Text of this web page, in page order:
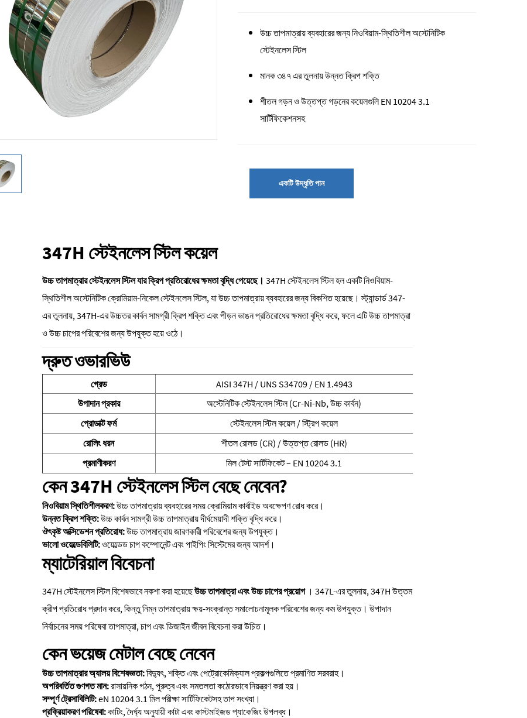
উচ্চ তাপমাত্রায় ব্যবহারের জন্য নিওবিয়াম-স্থিতিশীল অস্টেনিটিক
স্টেইনলেস স্টিল
মানক ৩৪৭ এর তুলনায় উন্নত ক্রিপ শক্তি
শীতল গড়ন ও উত্তপ্ত গড়নের কয়েলগুলি EN 10204 3.1
সার্টিফিকেশনসহ
একটি উদ্ধৃতি পান
347H স্টেইনলেস স্টিল কয়েল
উচ্চ তাপমাত্রার স্টেইনলেস স্টিল যার ক্রিপ প্রতিরোধের ক্ষমতা বৃদ্ধি পেয়েছে। 347H স্টেইনলেস স্টিল হল একটি নিওবিয়াম-
স্থিতিশীল অস্টেনিটিক ক্রোমিয়াম-নিকেল স্টেইনলেস স্টিল, যা উচ্চ তাপমাত্রায় ব্যবহারের জন্য বিকশিত হয়েছে। স্ট্যান্ডার্ড 347-
এর তুলনায়, 347H-এর উচ্চতর কার্বন সামগ্রী ক্রিপ শক্তি এবং পীড়ন ভাঙন প্রতিরোধের ক্ষমতা বৃদ্ধি করে, ফলে এটি উচ্চ তাপমাত্রা
ও উচ্চ চাপের পরিবেশের জন্য উপযুক্ত হয়ে ওঠে।
দ্রুত ওভারভিউ
গ্রেড
AISI 347H / UNS S34709 / EN 1.4943
উপাদান প্রকার
অস্টেনিটিক স্টেইনলেস স্টিল (Cr-Ni-Nb, উচ্চ কার্বন)
প্রোডাক্ট ফর্ম
স্টেইনলেস স্টিল কয়েল / স্ট্রিপ কয়েল
রোলিং ধরন
শীতল রোলড (CR) / উত্তপ্ত রোলড (HR)
প্রমাণীকরণ
মিল টেস্ট সার্টিফিকেট – EN 10204 3.1
কেন 347H স্টেইনলেস স্টিল বেছে নেবেন?
নিওবিয়াম স্থিতিশীলকরণ:উচ্চ তাপমাত্রায় ব্যবহারের সময় ক্রোমিয়াম কার্বাইড অবক্ষেপণ রোধ করে।
উন্নত ক্রিপ শক্তি:উচ্চ কার্বন সামগ্রী উচ্চ তাপমাত্রায় দীর্ঘমেয়াদী শক্তি বৃদ্ধি করে।
ঔৎকৃষ্ট অক্সিডেশন প্রতিরোধ:উচ্চ তাপমাত্রায় জারণকারী পরিবেশের জন্য উপযুক্ত।
ভালো ওয়েল্ডেবিলিটি:ওয়েল্ডেড চাপ কম্পোনেন্ট এবং পাইপিং সিস্টেমের জন্য আদর্শ।
ম্যাটেরিয়াল বিবেচনা
347H স্টেইনলেস স্টিল বিশেষভাবে নকশা করা হয়েছেউচ্চ তাপমাত্রা এবং উচ্চ চাপের প্রয়োগ । 347L-এর তুলনায়, 347H উত্তম
ক্রীপ প্রতিরোধ প্রদান করে, কিন্তু নিম্ন তাপমাত্রায় ক্ষয়-সংক্রান্ত সমালোচনামূলক পরিবেশের জন্য কম উপযুক্ত। উপাদান
নির্বাচনের সময় পরিষেবা তাপমাত্রা, চাপ এবং ডিজাইন জীবন বিবেচনা করা উচিত।
কেন ভয়েজ মেটাল বেছে নেবেন
উচ্চ তাপমাত্রার অ্যালয় বিশেষজ্ঞতা:বিদ্যুৎ, শক্তি এবং পেট্রোকেমিক্যাল প্রকল্পগুলিতে প্রমাণিত সরবরাহ।
অপরিবর্তিত গুণগত মান:রাসায়নিক গঠন, পুরুত্ব এবং সমতলতা কঠোরভাবে নিয়ন্ত্রণ করা হয়।
সম্পূর্ণ ট্রেসাবিলিটি:eN 10204 3.1 মিল পরীক্ষা সার্টিফিকেটসহ তাপ সংখ্যা।
প্রক্রিয়াকরণ পরিষেবা:কাটিং, দৈর্ঘ্য অনুযায়ী কাটা এবং কাস্টমাইজড প্যাকেজিং উপলব্ধ।